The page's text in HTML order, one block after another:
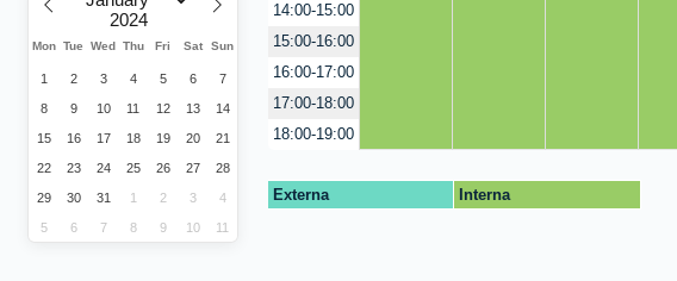
Mon Tue Wed Thu Fri Sat Sun
1 2 3 4 5 6 7
8 9 10 11 12 13 14
15 16 17 18 19 20 21
22 23 24 25 26 27 28
29 30 31 1 2 3 4
5 6 7 8 9 10 11
14:00-15:00
15:00-16:00
16:00-17:00
17:00-18:00
18:00-19:00
Externa Interna